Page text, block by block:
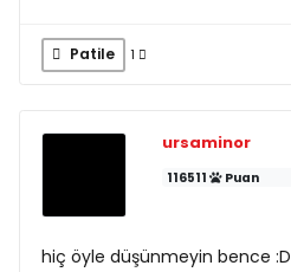
Patile 1
ursaminor
116511 Puan
hiç öyle düşünmeyin bence :D